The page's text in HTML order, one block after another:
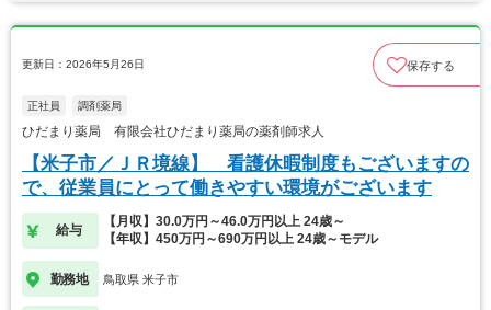
更新日：2026年5月26日 保存する
正社員 調剤薬局
ひだまり薬局 有限会社ひだまり薬局の薬剤師求人
【米子市／ＪＲ境線】 看護休暇制度もございますの
で、従業員にとって働きやすい環境がございます
給与
【月収】30.0万円～46.0万円以上 24歳～
【年収】450万円～690万円以上 24歳～モデル
勤務地 鳥取県 米子市